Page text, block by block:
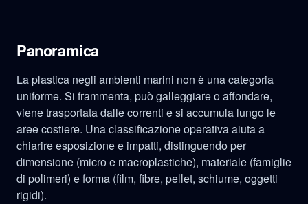
Panoramica
La plastica negli ambienti marini non è una categoria
uniforme. Si frammenta, può galleggiare o affondare,
viene trasportata dalle correnti e si accumula lungo le
aree costiere. Una classificazione operativa aiuta a
chiarire esposizione e impatti, distinguendo per
dimensione (micro e macroplastiche), materiale (famiglie
di polimeri) e forma (film, fibre, pellet, schiume, oggetti
rigidi).